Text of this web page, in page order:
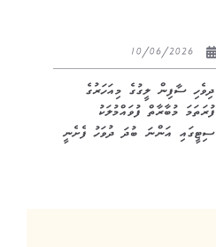
ދިވެހި ސާފިން ލީގުގެ މިއަހަރުގެ
ފުރަތަމަ މުބާރާތް ފުވައްމުލަކު
ސިޓީގައި އަންނަ ބުދަ ދުވަހު ފެށެނީ